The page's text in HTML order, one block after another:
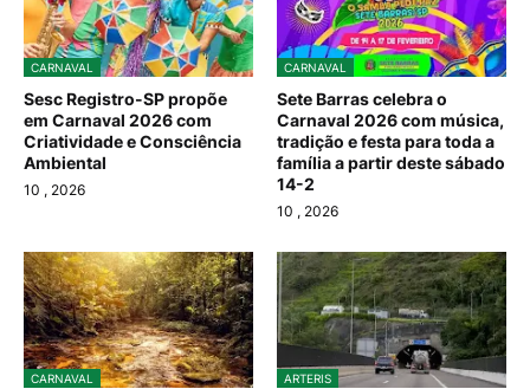
CARNAVAL
Sesc Registro-SP propõe
em Carnaval 2026 com
Criatividade e Consciência
Ambiental
10 , 2026
CARNAVAL
Sete Barras celebra o
Carnaval 2026 com música,
tradição e festa para toda a
família a partir deste sábado
14-2
10 , 2026
CARNAVAL ARTERIS